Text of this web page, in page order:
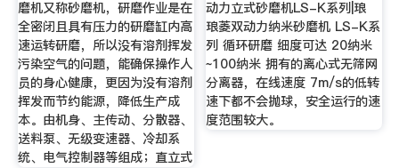
磨机又称砂磨机，研磨作业是在
全密闭且具有压力的研磨缸内高
速运转研磨，所以没有溶剂挥发
污染空气的问题，能确保操作人
员的身心健康，更因为没有溶剂
挥发而节约能源，降低生产成
本。由机身、主传动、分散器、
送料泵、无级变速器、冷却系
统、电气控制器等组成；直立式
动力立式砂磨机LS-K系列|琅
琅菱双动力纳米砂磨机 LS-K系
列 循环研磨 细度可达 20纳米
~100纳米 拥有的离心式无筛网
分离器，在线速度 7m/s的低转
速下都不会抛球，安全运行的速
度范围较大。